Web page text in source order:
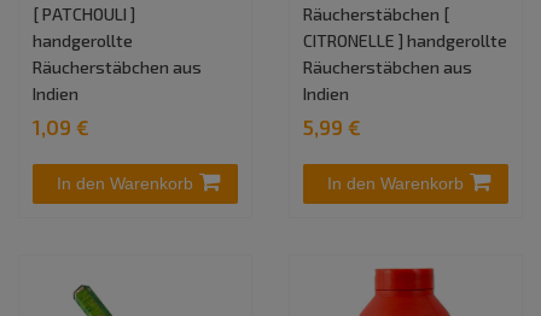
[ PATCHOULI ]
handgerollte
Räucherstäbchen aus
Indien
1,09 €
In den Warenkorb
Räucherstäbchen [
CITRONELLE ] handgerollte
Räucherstäbchen aus
Indien
5,99 €
In den Warenkorb